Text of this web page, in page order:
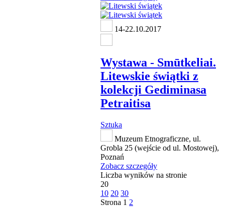
14-22.10.2017
Wystawa - Smūtkeliai.
Litewskie świątki z
kolekcji Gediminasa
Petraitisa
Sztuka
Muzeum Etnograficzne, ul.
Grobla 25 (wejście od ul. Mostowej),
Poznań
Zobacz szczegóły
Liczba wyników na stronie
20
10 20 30
Strona 1 2